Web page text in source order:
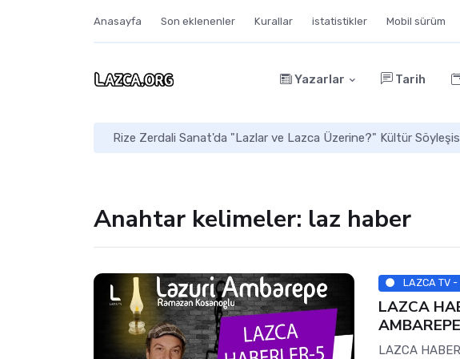
Anasayfa Son eklenenler Kurallar istatistikler Mobil sürüm
Yazarlar Tarih
Rize Zerdali Sanat'da "Lazlar ve Lazca Üzerine?" Kültür
Anahtar kelimeler: laz haber
LAZCA TV -
LAZCA
AMBAREPE
LAZCA